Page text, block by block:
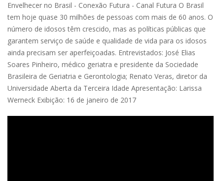
Envelhecer no Brasil - Conexão Futura - Canal Futura O Brasil
tem hoje quase 30 milhões de pessoas com mais de 60 anos. O
número de idosos têm crescido, mas as políticas públicas que
garantem serviço de saúde e qualidade de vida para os idosos
ainda precisam ser aperfeiçoadas. Entrevistados: José Elias
Soares Pinheiro, médico geriatra e presidente da Sociedade
Brasileira de Geriatria e Gerontologia; Renato Veras, diretor da
Universidade Aberta da Terceira Idade Apresentação: Larissa
Werneck Exibição: 16 de janeiro de 2017